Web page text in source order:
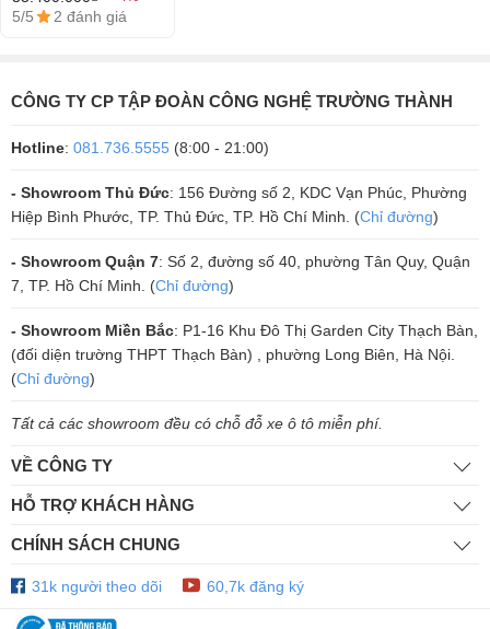
Đánh giá chất lượng loa karaoke JBL CV1270
Hệ thống 2 đường tiếng
Loa JBL CV1270 cấu tạo từ 2 củ loa, bao gồm 1 loa bass 30cm và 1
loa treble màng polymer 2414H-C 2.5cm, cho ra 2 đường tiếng tách
bạch, không chồng chéo nhưng vẫn có sự hỗ trợ lẫn nhau.
Củ loa được chế tạo từ chất liệu cao cấp với khả năng chịu được
cường độ cao, độ tăng giảm âm rộng, không bị vỡ tiếng, nhờ vậy mà
người dùng có thể thưởng thức hiệu ứng âm thanh một cách sống
karaoke JBL CV1270 đáp ứng tối đa nhu cầu hát karaoke, nghe nhạc
trong những không gian giải trí có diện tích khoảng 20 – 30m2, hoặc
5/5 2 đánh giá
CÔNG TY CP TẬP ĐOÀN CÔNG NGHỆ TRƯỜNG THÀNH
Hotline: 081.736.5555 (8:00 - 21:00)
- Showroom Thủ Đức: 156 Đường số 2, KDC Vạn Phúc, Phường
Hiệp Bình Phước, TP. Thủ Đức, TP. Hồ Chí Minh. (Chỉ đường)
- Showroom Quận 7: Số 2, đường số 40, phường Tân Quy, Quận
7, TP. Hồ Chí Minh. (Chỉ đường)
- Showroom Miền Bắc: P1-16 Khu Đô Thị Garden City Thạch Bàn,
(đối diện trường THPT Thạch Bàn) , phường Long Biên, Hà Nội.
(Chỉ đường)
Tất cả các showroom đều có chỗ đỗ xe ô tô miễn phí.
VỀ CÔNG TY
HỖ TRỢ KHÁCH HÀNG
CHÍNH SÁCH CHUNG
31k người theo dõi 60,7k đăng ký